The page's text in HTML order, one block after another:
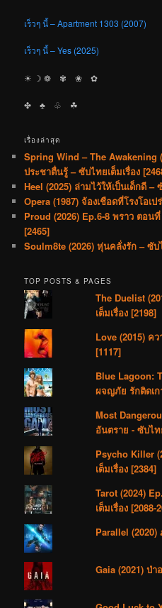
เร็วๆ นี้ – Apartment 1303 (2007)
เร็วๆ นี้ – Yes (2025)
☀︎ ☽ ❁ ✾ ❀ ✿
✤ ♣︎ ♧ ☘︎
เรื่องล่าสุด
Spring Wind – The Awakening
ประชาตื่นรู้ – ซับไทยเต็มเรื่อง
Heel (2025) ล่ามไว้ให้เป็นเด็กดี –
Opera (1987) จ้องเชือดที่โรงโอเ
Proud (2026) Ep.6-8 พราว ตอน
[2465]
Soulm8te (2026) หุ่นคลั่งรัก – ซับ
TOP POSTS & PAGES
The Duelist
เต็มเรื่อง [2198]
Love (2015) ค
[1117]
Blue Lagoon:
ผจญภัย รักติดเก
Most
อันตราย - ซับไท
Psycho Killer
เต็มเรื่อง [2384]
Tarot (2024)
เต็มเรื่อง [2088-
Parallel
Gaia (2021) ป่า